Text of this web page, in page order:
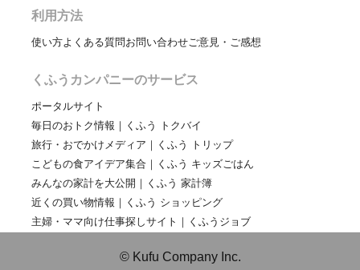
利用方法
使い方よくある質問お問い合わせ ご意見・ご感想
くふうカンパニーのサービス
ポータルサイト
毎日のおトク情報｜くふう トクバイ
旅行・おでかけメディア｜くふう トリップ
こどもの食アイデア集合｜くふう キッズごはん
みんなの家計を大公開｜くふう 家計簿
近くの買い物情報｜くふう ショッピング
主婦・ママ向け仕事探しサイト｜くふうジョブ
© Kufu Company Inc.